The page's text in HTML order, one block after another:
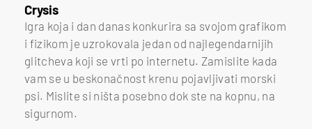
Crysis
Igra koja i dan danas konkurira sa svojom grafikom
i fizikom je uzrokovala jedan od najlegendarnijih
glitcheva koji se vrti po internetu. Zamislite kada
vam se u beskonačnost krenu pojavljivati morski
psi. Mislite si ništa posebno dok ste na kopnu, na
sigurnom.